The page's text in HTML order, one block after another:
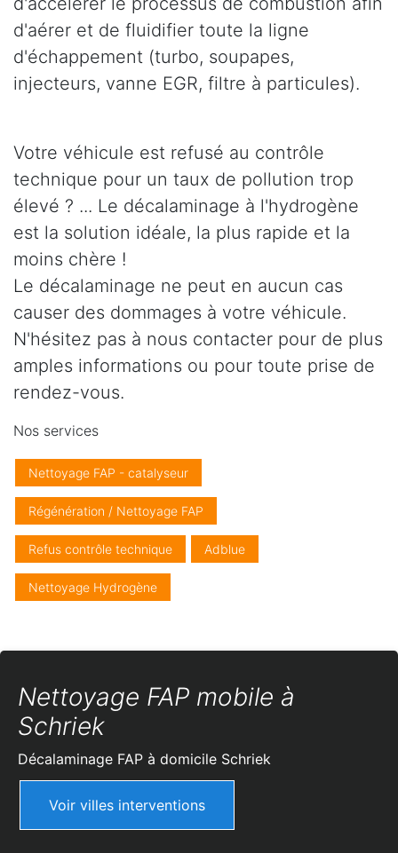
d'aérer et de fluidifier toute la ligne
d'échappement (turbo, soupapes,
injecteurs, vanne EGR, filtre à particules).
Votre véhicule est refusé au contrôle
technique pour un taux de pollution trop
élevé ? ... Le décalaminage à l'hydrogène
est la solution idéale, la plus rapide et la
moins chère !
Le décalaminage ne peut en aucun cas
causer des dommages à votre véhicule.
N'hésitez pas à nous contacter pour de plus
amples informations ou pour toute prise de
rendez-vous.
Nos services
Nettoyage FAP - catalyseur
Régénération / Nettoyage FAP
Refus contrôle technique Adblue
Nettoyage Hydrogène
Nettoyage FAP mobile à
Schriek
Décalaminage FAP à domicile Schriek
Voir villes interventions